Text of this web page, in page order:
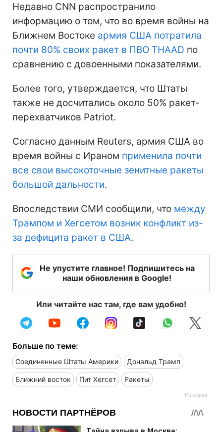
Недавно CNN распространило
информацию о том, что во время войны на
Ближнем Востоке армия США потратила
почти 80% своих ракет в ПВО THAAD по
сравнению с довоенными показателями.
Более того, утверждается, что Штаты
также не досчитались около 50% ракет-
перехватчиков Patriot.
Согласно данным Reuters, армия США во
время войны с Ираном применила почти
все свои высокоточные зенитные ракеты
большой дальности.
Впоследствии СМИ сообщили, что между
Трампом и Хегсетом возник конфликт из-
за дефицита ракет в США.
Не упустите главное! Подпишитесь на
наши обновления в Google!
Или читайте нас там, где вам удобно!
Больше по теме:
Соединенные Штаты Америки Дональд Трамп
Ближний восток Пит Хегсет Ракеты